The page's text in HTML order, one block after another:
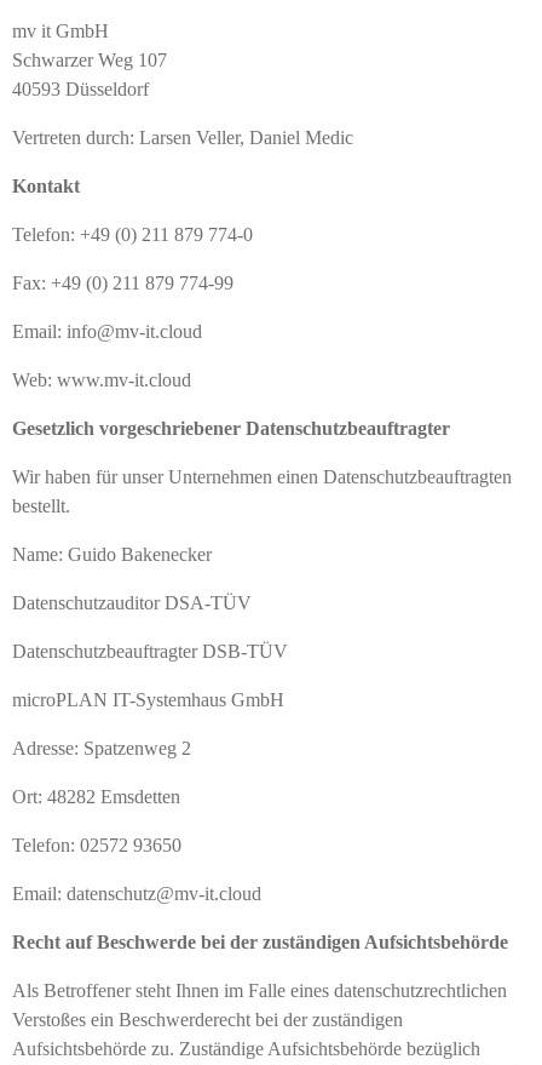
mv it GmbH
Schwarzer Weg 107
40593 Düsseldorf
Vertreten durch: Larsen Veller, Daniel Medic
Kontakt
Telefon: +49 (0) 211 879 774-0
Fax: +49 (0) 211 879 774-99
Email: info@mv-it.cloud
Web: www.mv-it.cloud
Gesetzlich vorgeschriebener Datenschutzbeauftragter
Wir haben für unser Unternehmen einen Datenschutzbeauftragten
bestellt.
Name: Guido Bakenecker
Datenschutzauditor DSA-TÜV
Datenschutzbeauftragter DSB-TÜV
microPLAN IT-Systemhaus GmbH
Adresse: Spatzenweg 2
Ort: 48282 Emsdetten
Telefon: 02572 93650
Email: datenschutz@mv-it.cloud
Recht auf Beschwerde bei der zuständigen Aufsichtsbehörde
Als Betroffener steht Ihnen im Falle eines datenschutzrechtlichen
Verstoßes ein Beschwerderecht bei der zuständigen
Aufsichtsbehörde zu. Zuständige Aufsichtsbehörde bezüglich